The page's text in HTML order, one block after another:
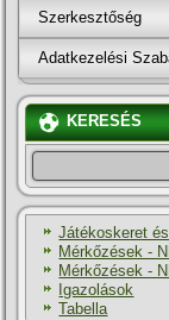
Szerkesztőség
Adatkezelési
KERESÉS
Játékoskeret
Mérkőzések -
Mérkőzések -
Igazolások
Tabella